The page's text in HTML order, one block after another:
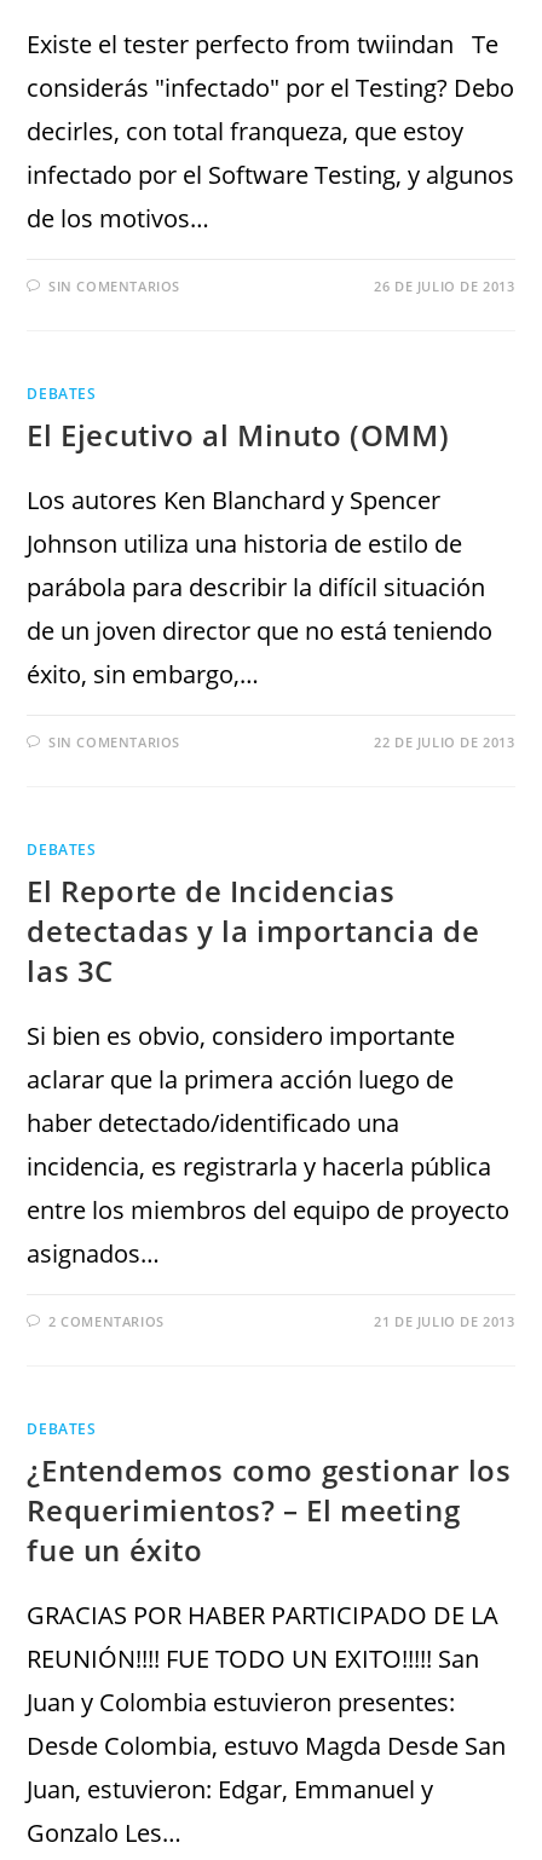
Existe el tester perfecto from twiindan Te
considerás "infectado" por el Testing? Debo
decirles, con total franqueza, que estoy
infectado por el Software Testing, y algunos
de los motivos…
SIN COMENTARIOS 26 DE JULIO DE 2013
DEBATES
El Ejecutivo al Minuto (OMM)
Los autores Ken Blanchard y Spencer
Johnson utiliza una historia de estilo de
parábola para describir la difícil situación
de un joven director que no está teniendo
éxito, sin embargo,…
SIN COMENTARIOS 22 DE JULIO DE 2013
DEBATES
El Reporte de Incidencias
detectadas y la importancia de
las 3C
Si bien es obvio, considero importante
aclarar que la primera acción luego de
haber detectado/identificado una
incidencia, es registrarla y hacerla pública
entre los miembros del equipo de proyecto
asignados…
2 COMENTARIOS 21 DE JULIO DE 2013
DEBATES
¿Entendemos como gestionar los
Requerimientos? – El meeting
fue un éxito
GRACIAS POR HABER PARTICIPADO DE LA
REUNIÓN!!!! FUE TODO UN EXITO!!!!! San
Juan y Colombia estuvieron presentes:
Desde Colombia, estuvo Magda Desde San
Juan, estuvieron: Edgar, Emmanuel y
Gonzalo Les…